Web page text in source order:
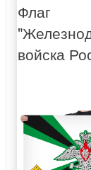
Флаг
войска